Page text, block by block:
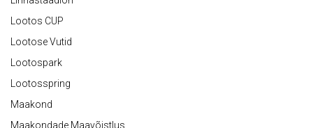
Lootos CUP
Lootose Vutid
Lootospark
Lootosspring
Maakond
Maakondade Maavõistlus